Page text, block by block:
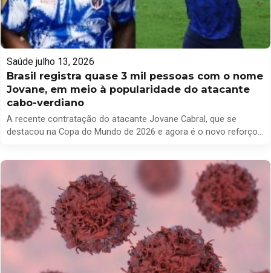
Saúde julho 13, 2026
Brasil registra quase 3 mil pessoas com o nome
Jovane, em meio à popularidade do atacante
cabo-verdiano
A recente contratação do atacante Jovane Cabral, que se
destacou na Copa do Mundo de 2026 e agora é o novo reforço
tornou o primeiro estrangeiro de Cabo Verde na elite do futebol
brasileiro, […]